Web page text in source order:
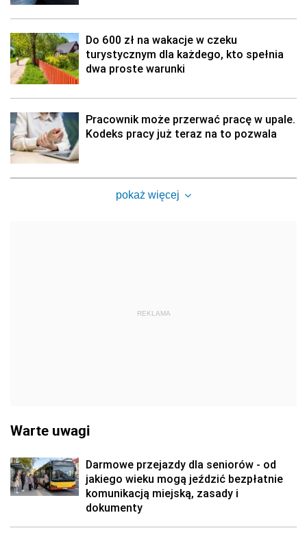
Do 600 zł na wakacje w czeku
turystycznym dla każdego, kto spełnia
dwa proste warunki
Pracownik może przerwać pracę w upale.
Kodeks pracy już teraz na to pozwala
pokaż więcej
REKLAMA
Warte uwagi
Darmowe przejazdy dla seniorów - od
jakiego wieku mogą jeździć bezpłatnie
komunikacją miejską, zasady i
dokumenty